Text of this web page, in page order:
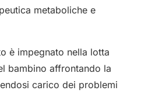
metaboliche e
è impegnato nella lotta
bambino affrontando la
carico dei problemi